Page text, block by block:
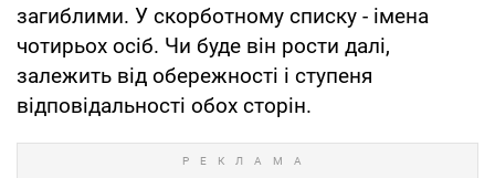
загиблими. У скорботному списку - імена
чотирьох осіб. Чи буде він рости далі,
залежить від обережності і ступеня
відповідальності обох сторін.